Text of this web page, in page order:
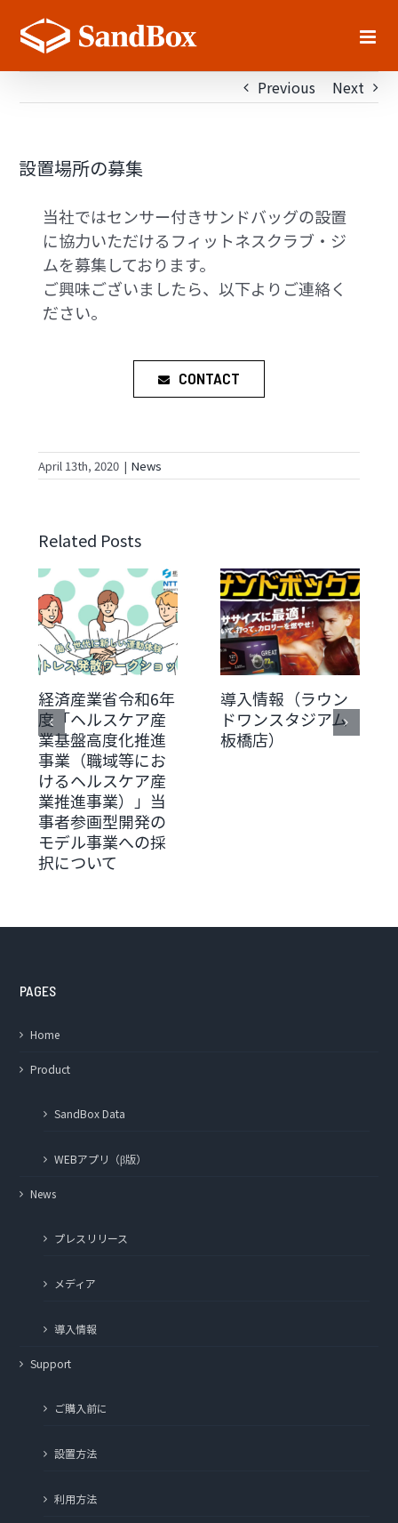
content
Previous
Next
設置場所の募集
当社ではセンサー付きサンドバッグの設置
に協力いただけるフィットネスクラブ・ジ
ムを募集しております。
ご興味ございましたら、以下よりご連絡く
ださい。
CONTACT
April 13th, 2020 | News
Related Posts
経済産業省令和6年
度「ヘルスケア産
業基盤高度化推進
事業（職域等にお
けるヘルスケア産
業推進事業）」当
事者参画型開発の
モデル事業への採
択について
導入情報（ラウン
ドワンスタジアム
板橋店）
PAGES
Home
Product
SandBox Data
WEBアプリ（β版）
News
プレスリリース
メディア
導入情報
Support
ご購入前に
設置方法
利用方法